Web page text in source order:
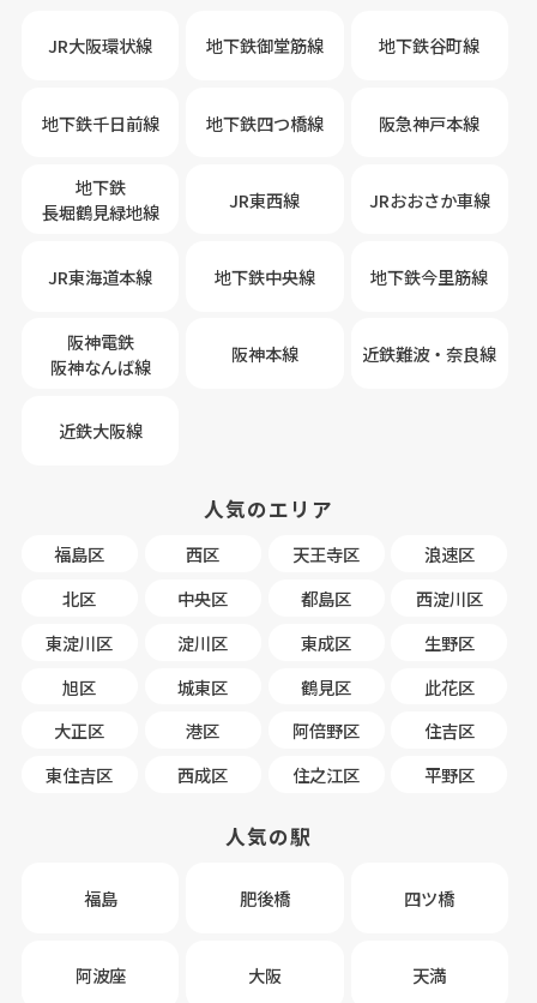
JR大阪環状線 地下鉄御堂筋線 地下鉄谷町線
地下鉄千日前線 地下鉄四つ橋線 阪急神戸本線
地下鉄
長堀鶴見緑地線
JR東西線 JRおおさか車線
JR東海道本線 地下鉄中央線 地下鉄今里筋線
阪神電鉄
阪神なんば線
阪神本線 近鉄難波・奈良線
近鉄大阪線
人気のエリア
福島区 西区 天王寺区
浪速区
北区
中央区 都島区
西淀川区
東淀川区
淀川区 東成区
生野区
旭区
城東区 鶴見区
此花区
大正区
港区 阿倍野区
住吉区
東住吉区
西成区 住之江区 平野区
人気の駅
福島 肥後橋 四ツ橋
阿波座 大阪 天満